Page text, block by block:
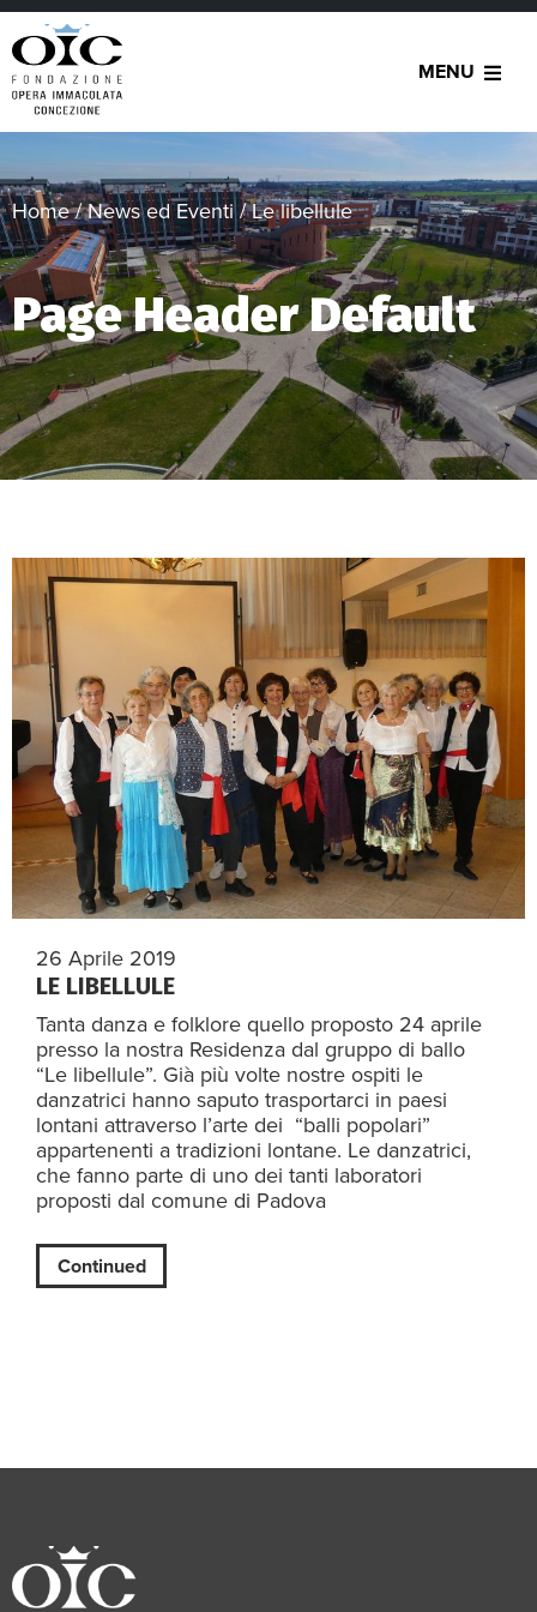
MENU
Home/News ed Eventi/Le libellule
Page Header Default
26 Aprile 2019
LE LIBELLULE
Tanta danza e folklore quello proposto 24 aprile
presso la nostra Residenza dal gruppo di ballo
“Le libellule”. Già più volte nostre ospiti le
danzatrici hanno saputo trasportarci in paesi
lontani attraverso l’arte dei “balli popolari”
appartenenti a tradizioni lontane. Le danzatrici,
che fanno parte di uno dei tanti laboratori
proposti dal comune di Padova
Continued